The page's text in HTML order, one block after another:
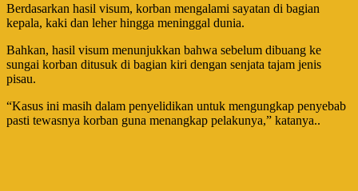
Berdasarkan hasil visum, korban mengalami sayatan di bagian
kepala, kaki dan leher hingga meninggal dunia.
Bahkan, hasil visum menunjukkan bahwa sebelum dibuang ke
sungai korban ditusuk di bagian kiri dengan senjata tajam jenis
pisau.
“Kasus ini masih dalam penyelidikan untuk mengungkap penyebab
pasti tewasnya korban guna menangkap pelakunya,” katanya..